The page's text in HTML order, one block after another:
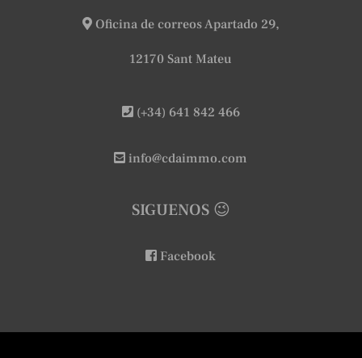
Oficina de correos Apartado 29,
12170 Sant Mateu
(+34) 641 842 466
info@cdaimmo.com
SIGUENOS 😉
Facebook